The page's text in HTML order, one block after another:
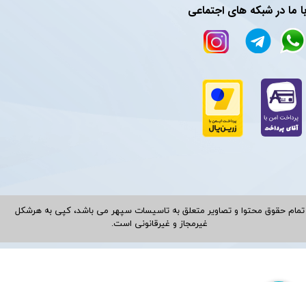
تمام حقوق محتوا و تصاویر متعلق به تاسیسات سپهر می باشد، کپی به هرشکل
غیرمجاز و غیرقانونی است.​​​​​​​
ما در شبکه های اجتماعی